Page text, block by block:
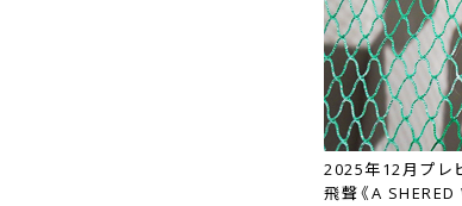
2025年12月プレ
飛聲《A